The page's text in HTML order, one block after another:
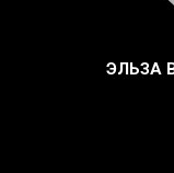
ЭЛЬЗА